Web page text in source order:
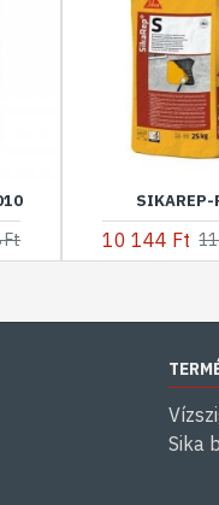
Ft
SIKAREP-
10 144 Ft
Sika